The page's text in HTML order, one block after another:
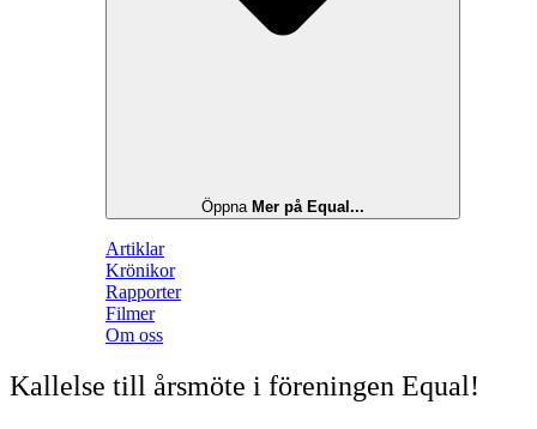
Öppna Mer på Equal...
Artiklar
Krönikor
Rapporter
Filmer
Om oss
Kallelse till årsmöte i föreningen Equal!